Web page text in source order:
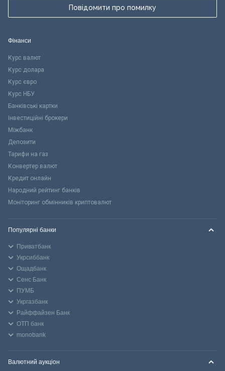
Повідомити про помилку
Фінанси
Курс валют
Курс долара
Курс євро
Курс НБУ
Банківські картки
Інвестиційні брокери
Міжбанк
Депозити
Тарифи на газ
Конвертер валют
Кредит онлайн
Народний рейтинг банків
Моніторинг обмінників криптовалют
Популярні банки
Приватбанк
Укрсиббанк
Ощадбанк
Сенс Банк
ПУМБ
Укргазбанк
Райффайзен Банк
ОТП банк
monobank
Валютний аукціон